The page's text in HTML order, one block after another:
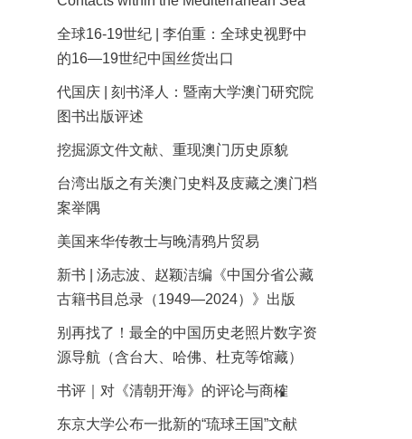
全球16-19世纪 | 李伯重：全球史视野中
的16—19世纪中国丝货出口
代国庆 | 刻书泽人：暨南大学澳门研究院
图书出版评述
挖掘源文件文献、重现澳门历史原貌
台湾出版之有关澳门史料及庋藏之澳门档
案举隅
美国来华传教士与晚清鸦片贸易
新书 | 汤志波、赵颖洁编《中国分省公藏
古籍书目总录（1949—2024）》出版
别再找了！最全的中国历史老照片数字资
源导航（含台大、哈佛、杜克等馆藏）
书评｜对《清朝开海》的评论与商榷
东京大学公布一批新的“琉球王国”文献